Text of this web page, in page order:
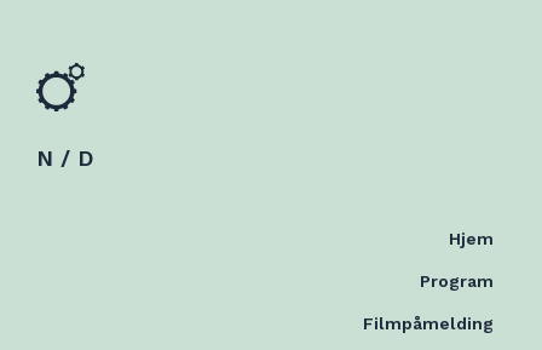
N / D
Hjem
Program
Filmpåmelding